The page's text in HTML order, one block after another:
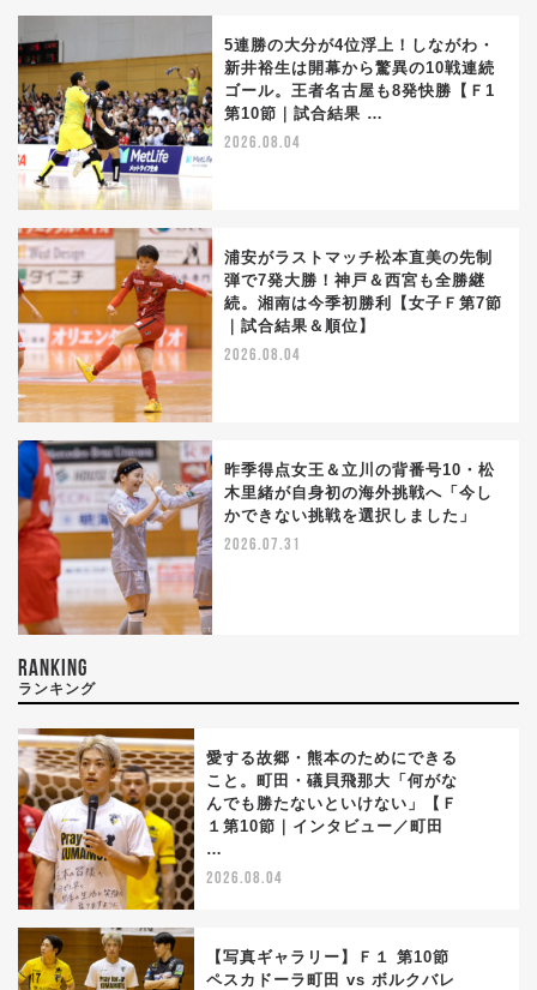
5連勝の大分が4位浮上！しながわ・
新井裕生は開幕から驚異の10戦連続
ゴール。王者名古屋も8発快勝【Ｆ1
第10節｜試合結果 …
2026.08.04
浦安がラストマッチ松本直美の先制
弾で7発大勝！神戸＆西宮も全勝継
続。湘南は今季初勝利【女子Ｆ第7節
｜試合結果＆順位】
2026.08.04
昨季得点女王＆立川の背番号10・松
木里緒が自身初の海外挑戦へ「今し
かできない挑戦を選択しました」
2026.07.31
RANKING
ランキング
愛する故郷・熊本のためにできる
こと。町田・礒貝飛那大「何がな
んでも勝たないといけない」【Ｆ
１第10節｜インタビュー／町田
…
2026.08.04
【写真ギャラリー】Ｆ１ 第10節
ペスカドーラ町田 vs ボルクバレ